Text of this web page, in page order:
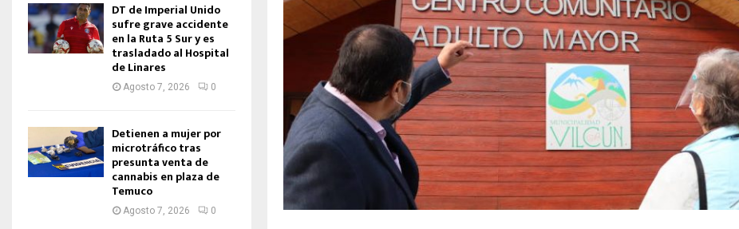
DT de Imperial Unido
sufre grave accidente
en la Ruta 5 Sur y es
trasladado al Hospital
de Linares
Agosto 7, 2026 0
Detienen a mujer por
microtráfico tras
presunta venta de
cannabis en plaza de
Temuco
Agosto 7, 2026 0